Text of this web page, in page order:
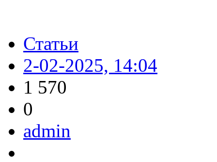
Статьи
2-02-2025, 14:04
1 570
0
admin